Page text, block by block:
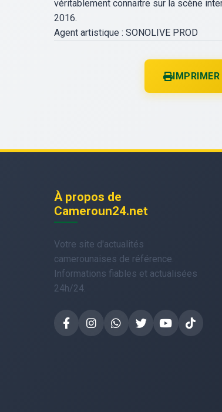
véritablement connaitre sur la scène
2016.
Agent artistique : SONOLIVE PROD
À propos de
Cameroun24.net
Votre site d'actualités
camerounaises de référence.
Informations fiables et actualisées
24h/24.